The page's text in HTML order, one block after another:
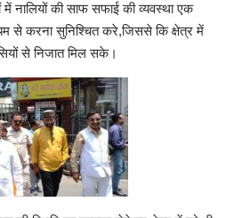
में नालियों की साफ सफाई की व्यवस्था एक
से करना सुनिश्चित करे,जिससे कि क्षेत्र में
से निजात मिल सके।